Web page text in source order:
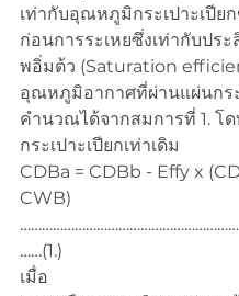
เท่ากับอุณหภูมิกระเปาะเปีย
ก่อนการระเหยซึ่งเท่ากับปร
พอิ่มต้ว (Saturation
อุณหภูมิอากาศที่ผ่านแผ่นกร
คำนวณได้จากสมการที่ 1.
กระเปาะเปียกเท่าเดิม
CDBa = CDBb - Effy x
CWB)
……(1.)
เมื่อ